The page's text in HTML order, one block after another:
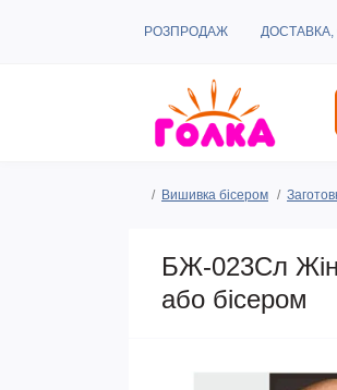
РОЗПРОДАЖ ДОСТАВКА,
Вишивка бісером
БЖ-023Сл
або бісером